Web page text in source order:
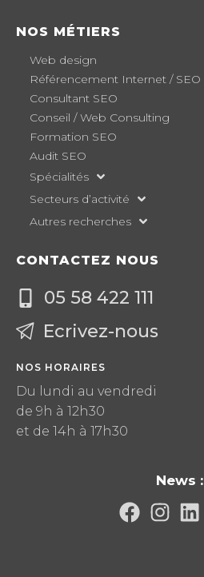
NOS MÉTIERS
Web design
Référencement Internet / SEO
Consultant SEO
Conseil / Web Consulting
Formation SEO
Audit SEO
Spécialités
Secteurs d’activité
Autres recherches
CONTACTEZ NOUS
05 58 422 111
Ecrivez-nous
NOS HORAIRES
Du lundi au vendredi
de 9h à 12h30
et de 14h à 17h30
News :